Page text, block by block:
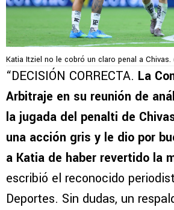
Katia Itziel no le cobró un claro penal a Chivas.
“DECISIÓN CORRECTA. La
Arbitraje en su reunión de
la jugada del penalti de
una acción gris y le dio por
a Katia de haber revertido la
escribió el reconocido
Deportes. Sin dudas, un